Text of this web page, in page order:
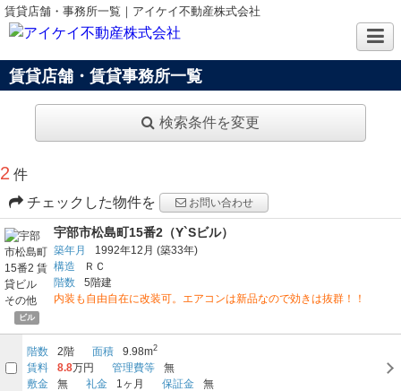
賃貸店舗・事務所一覧｜アイケイ不動産株式会社
賃貸店舗・賃貸事務所一覧
検索条件を変更
2 件
チェックした物件を
お問い合わせ
ビル
宇部市松島町15番2（Y`Sビル）
築年月 1992年12月 (築33年)
構造
ＲＣ
階数
5階建
内装も自由自在に改装可。エアコンは新品なので効きは抜群！！
階数 2階 面積 9.98m2
賃料 8.8万円 管理費等
無
敷金
無 礼金 1ヶ月 保証金 無